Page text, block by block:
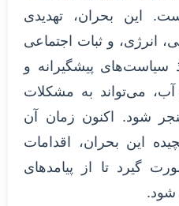
این بحران، تهدیدی
انرژی، و ثبات اجتماعی
پیشگیرانه و
آب، می‌تواند به مشکلات
شود. اکنون زمان آن
این بحران، اقدامات
گیرد تا از پیامدهای
شود.